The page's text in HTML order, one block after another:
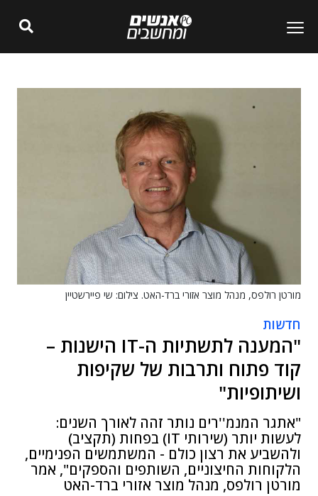
מורטן רולפס, מנהל מוצר אזורי ברד-האט. צילום: שי פיירשטיין
חדשות
"המענה לתשתיות ה-IT הישנות –
קוד פתוח ותרבות של שקיפות
ושיתופיות"
"אתגר המנמ''רים נותר זהה לאורך השנים:
לעשות יותר (שירותי IT) בפחות (תקציב)
ולהשביע את רצון כולם - המשתמשים הפנימיים,
הלקוחות החיצוניים, השותפים והספקים", אמר
מורטן רולפס, מנהל מוצר אזורי ברד-האט